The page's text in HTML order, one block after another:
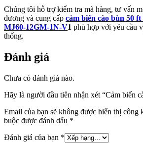
Chúng tôi hỗ trợ kiểm tra mã hàng, tư vấn
đương và cung cấp cảm biến cào bùn 50
MJ60-12GM-1N-V1 phù hợp với yêu cầu
thống.
Đánh giá
Chưa có đánh giá nào.
Hãy là người đầu tiên nhận xét “Cảm biến
Email của bạn sẽ không được hiển thị công
buộc được đánh dấu *
Đánh giá của bạn *